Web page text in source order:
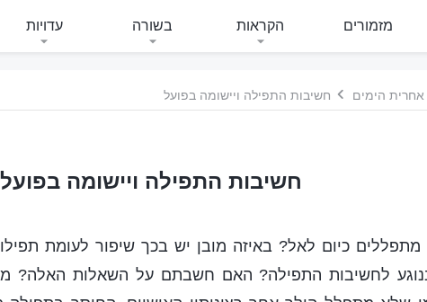
מזמורים הקראות בשורה עדויות
הימים חשיבות התפילה ויישומה בפועל
חשיבות התפילה ויישומה בפועל
כיום לאל? באיזה מובן יש בכך שיפור לעומת
לחשיבות התפילה? האם חשבתם על השאלות האלה?